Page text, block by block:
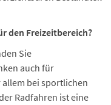
den Freizeitbereich?
Sie
auch für
bei sportlichen
Radfahren ist eine